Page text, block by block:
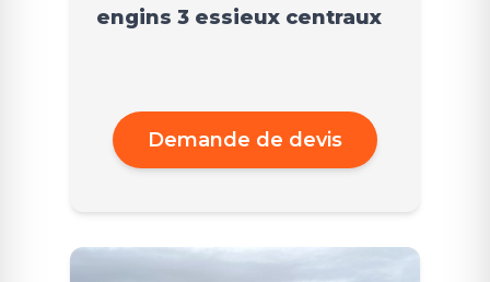
engins 3 essieux centraux
Demande de devis